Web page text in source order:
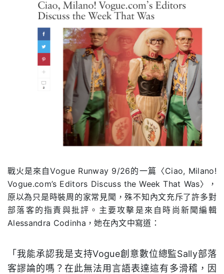
戰火是來自Vogue Runway 9/26的一篇〈Ciao, Milano!
Vogue.com’s Editors Discuss the Week That Was〉，
原以為只是時裝周的家常見聞，殊不知內文充斥了許多對
部落客的指責與批評。主要攻擊是來自時尚新聞編輯
Alessandra Codinha，她在內文中寫道：
「我能承認我是支持Vogue創意數位總監Sally部落
客謬論的嗎？在此無法用言語表達這有多滑稽，因